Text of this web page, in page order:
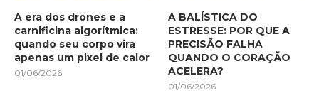
A era dos drones e a
carnificina algorítmica:
quando seu corpo vira
apenas um pixel de calor
01/06/2026
A BALÍSTICA DO
ESTRESSE: POR QUE A
PRECISÃO FALHA
QUANDO O CORAÇÃO
ACELERA?
01/06/2026